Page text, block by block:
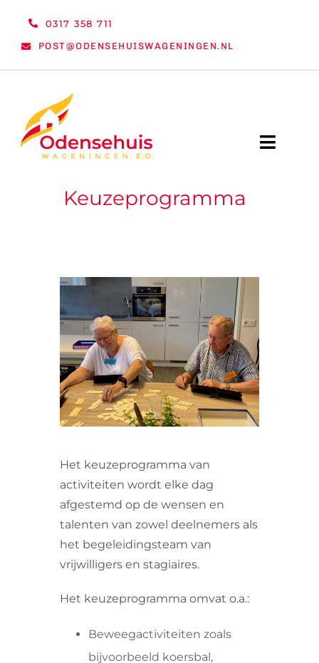
0317 358 711
POST@ODENSEHUISWAGENINGEN.NL
Toggle
WELKOM
ORGANISATIE
VRIJWILLIGERS & STAGIAIRES
CONTACT
Keuzeprogramma
Het keuzeprogramma van
activiteiten wordt elke dag
afgestemd op de wensen en
talenten van zowel deelnemers als
het begeleidingsteam van
vrijwilligers en stagiaires.
Het keuzeprogramma omvat o.a.:
Beweegactiviteiten zoals
bijvoorbeeld koersbal,